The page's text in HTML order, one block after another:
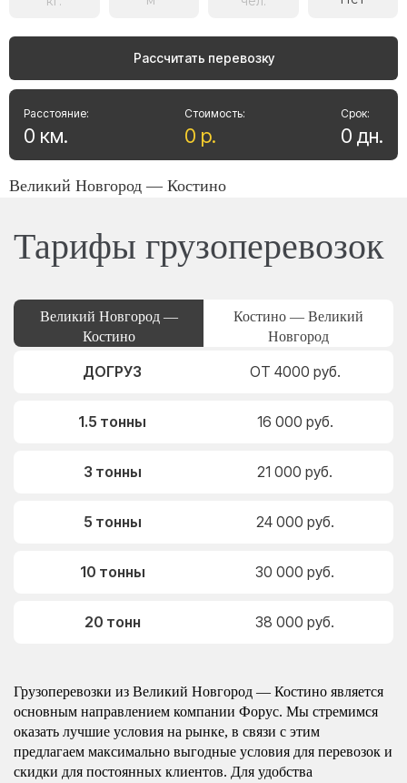
Рассчитать перевозку
Стоимость:
0 р.
Расстояние:
0 км.
Срок:
0 дн.
Великий Новгород — Костино
Тарифы грузоперевозок
Великий Новгород —
Костино
Костино — Великий
Новгород
ДОГРУЗ ОТ 4000 руб.
1.5 тонны 16 000 руб.
3 тонны 21 000 руб.
5 тонны 24 000 руб.
10 тонны 30 000 руб.
20 тонн 38 000 руб.
Грузоперевозки из Великий Новгород — Костино является
основным направлением компании Форус. Мы стремимся
оказать лучшие условия на рынке, в связи с этим
предлагаем максимально выгодные условия для перевозок и
скидки для постоянных клиентов. Для удобства